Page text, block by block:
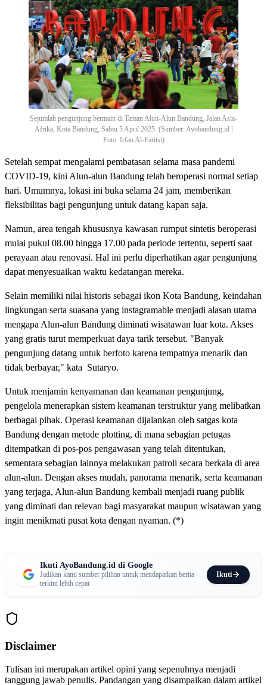
Sejumlah pengunjung bermain di Taman Alun-Alun Bandung, Jalan Asia-
Afrika, Kota Bandung, Sabtu 5 April 2025. (Sumber: Ayobandung.id |
Foto: Irfan Al-Faritsi)
Setelah sempat mengalami pembatasan selama masa pandemi
COVID-19, kini Alun-alun Bandung telah beroperasi normal setiap
hari. Umumnya, lokasi ini buka selama 24 jam, memberikan
fleksibilitas bagi pengunjung untuk datang kapan saja.
Namun, area tengah khususnya kawasan rumput sintetis beroperasi
mulai pukul 08.00 hingga 17.00 pada periode tertentu, seperti saat
perayaan atau renovasi. Hal ini perlu diperhatikan agar pengunjung
dapat menyesuaikan waktu kedatangan mereka.
Selain memiliki nilai historis sebagai ikon Kota Bandung, keindahan
lingkungan serta suasana yang instagramable menjadi alasan utama
mengapa Alun-alun Bandung diminati wisatawan luar kota. Akses
yang gratis turut memperkuat daya tarik tersebut. "Banyak
pengunjung datang untuk berfoto karena tempatnya menarik dan
tidak berbayar," kata Sutaryo.
Untuk menjamin kenyamanan dan keamanan pengunjung,
pengelola menerapkan sistem keamanan terstruktur yang melibatkan
berbagai pihak. Operasi keamanan dijalankan oleh satgas kota
Bandung dengan metode plotting, di mana sebagian petugas
ditempatkan di pos-pos pengawasan yang telah ditentukan,
sementara sebagian lainnya melakukan patroli secara berkala di area
alun-alun. Dengan akses mudah, panorama menarik, serta keamanan
yang terjaga, Alun-alun Bandung kembali menjadi ruang publik
yang diminati dan relevan bagi masyarakat maupun wisatawan yang
ingin menikmati pusat kota dengan nyaman. (*)
Ikuti AyoBandung.id di Google
Jadikan kami sumber pilihan untuk mendapatkan berita
terkini lebih cepat
Ikuti
Disclaimer
Tulisan ini merupakan artikel opini yang sepenuhnya menjadi
tanggung jawab penulis. Pandangan yang disampaikan dalam artikel